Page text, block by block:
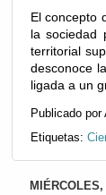
El concepto
la sociedad
territorial
desconoce
ligada a un
Publicado por
Etiquetas:
MIÉRCOLES,